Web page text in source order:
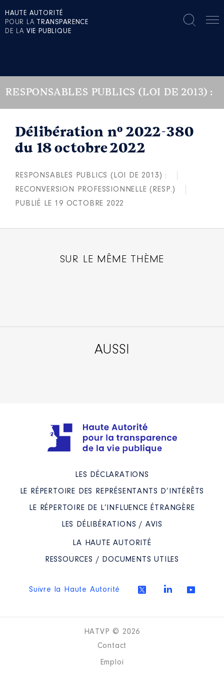
HAUTE AUTORITÉ
POUR LA TRANSPARENCE
DE LA VIE PUBLIQUE
RESPONSABLES PUBLICS (LOI DE 2013) :
Délibération n° 2022-380
du 18 octobre 2022
RESPONSABLES PUBLICS (LOI DE 2013) :
RECONVERSION PROFESSIONNELLE (RESP.)
PUBLIÉ LE 19 OCTOBRE 2022
SUR LE MÊME THÈME
AUSSI
LES DÉCLARATIONS
LE RÉPERTOIRE DES REPRÉSENTANTS D’INTÉRÊTS
LE RÉPERTOIRE DE L’INFLUENCE ÉTRANGÈRE
LES DÉLIBÉRATIONS / AVIS
LA HAUTE AUTORITÉ
RESSOURCES / DOCUMENTS UTILES
Suivre la Haute Autorité
HATVP © 2026
Contact
Emploi